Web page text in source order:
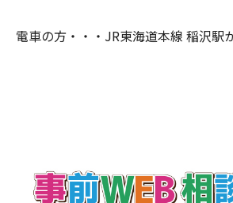
電車の方・・・ JR東海道本線 稲沢駅